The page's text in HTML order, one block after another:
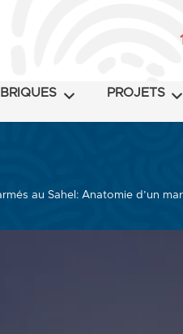
PROJETS
au Sahel: Anatomie d’un